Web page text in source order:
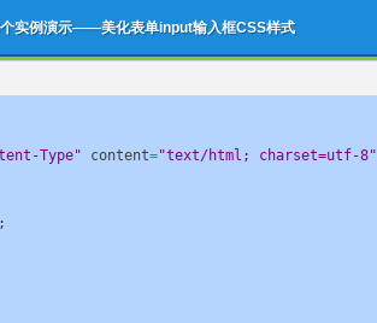
实例演示——美化表单input输入框CSS样式
Type" content="text/html; charset=utf-8"
;